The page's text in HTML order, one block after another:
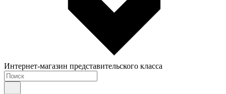
Интернет-магазин представительского класса